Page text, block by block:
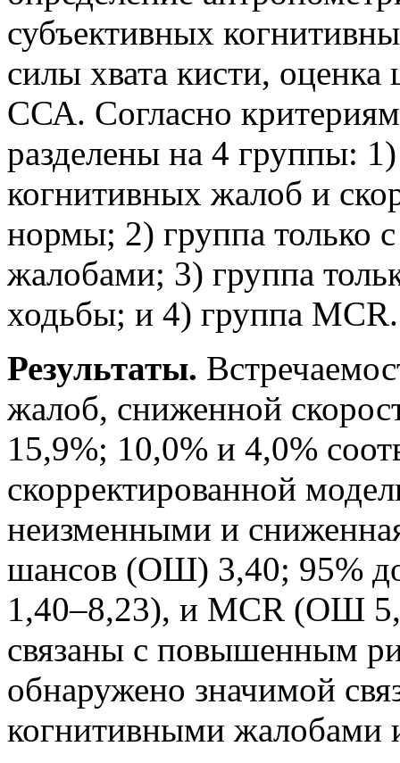
субъективных
силы хвата кисти,
ССА. Согласно
разделены на 4 группы:
когнитивных жалоб и
нормы; 2) группа только
жалобами; 3) группа
ходьбы; и 4) группа MCR.
Результаты.
жалоб, сниженной
15,9%; 10,0% и 4,0%
скорректированной
неизменными и
шансов (ОШ) 3,40; 95%
1,40–8,23), и MCR (ОШ
связаны с повышенным
обнаружено значимой
когнитивными